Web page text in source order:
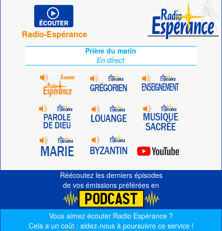
Radio-Espérance
Prière du matin
En direct
Réécoutez les derniers épisodes
de vos émissions préférées en
Vous aimez écouter Radio Espérance ?
Cela a un coût : aidez-nous à poursuivre ce service !